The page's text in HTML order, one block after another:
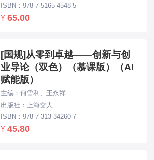
ISBN：978-7-5165-4548-5
¥65.00
[国规]从零到卓越——创新与创
业导论（双色）（慕课版）（AI
赋能版）
主编：何雪利、王永祥
出版社：上海交大
ISBN：978-7-313-34260-7
¥45.80